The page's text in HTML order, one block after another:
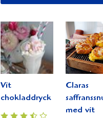
Vit
chokladdryck
Claras
med vit